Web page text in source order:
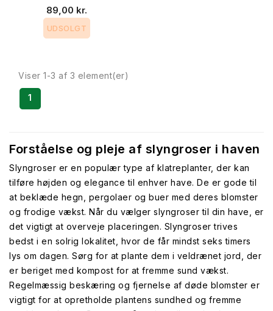
89,00 kr.
UDSOLGT
Viser 1-3 af 3 element(er)
1
Forståelse og pleje af slyngroser i haven
Slyngroser er en populær type af klatreplanter, der kan
tilføre højden og elegance til enhver have. De er gode til
at beklæde hegn, pergolaer og buer med deres blomster
og frodige vækst. Når du vælger slyngroser til din have, er
det vigtigt at overveje placeringen. Slyngroser trives
bedst i en solrig lokalitet, hvor de får mindst seks timers
lys om dagen. Sørg for at plante dem i veldrænet jord, der
er beriget med kompost for at fremme sund vækst.
Regelmæssig beskæring og fjernelse af døde blomster er
vigtigt for at opretholde plantens sundhed og fremme